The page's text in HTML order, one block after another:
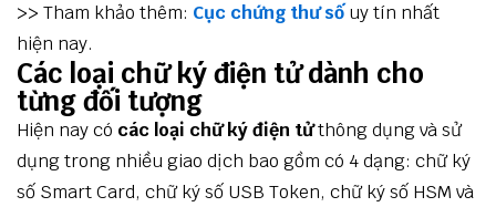
>> Tham khảo thêm: Cục chứng thư sốuy tín nhất
hiện nay.
Các loại chữ ký điện tử dành cho
từng đối tượng
Hiện nay có các loại chữ ký điện tửthông dụng và sử
dụng trong nhiều giao dịch bao gồm có 4 dạng: chữ ký
số Smart Card, chữ ký số USB Token, chữ ký số HSM và